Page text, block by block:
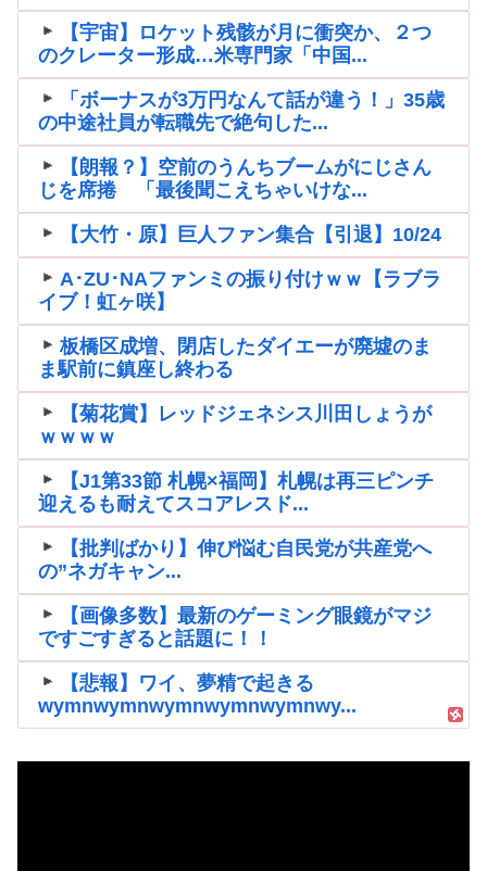
【宇宙】ロケット残骸が月に衝突か、２つ
のクレーター形成…米専門家「中国...
「ボーナスが3万円なんて話が違う！」35歳
の中途社員が転職先で絶句した...
【朗報？】空前のうんちブームがにじさん
じを席捲 「最後聞こえちゃいけな...
【大竹・原】巨人ファン集合【引退】10/24
A･ZU･NAファンミの振り付けｗｗ【ラブラ
イブ！虹ヶ咲】
板橋区成増、閉店したダイエーが廃墟のま
ま駅前に鎮座し終わる
【菊花賞】レッドジェネシス川田しょうが
ｗｗｗｗ
【J1第33節 札幌×福岡】札幌は再三ピンチ
迎えるも耐えてスコアレスド...
【批判ばかり】伸び悩む自民党が共産党へ
の”ネガキャン...
【画像多数】最新のゲーミング眼鏡がマジ
ですごすぎると話題に！！
【悲報】ワイ、夢精で起きる
wymnwymnwymnwymnwymnwy...